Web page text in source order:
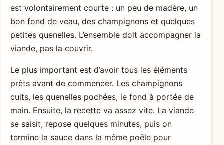
est volontairement courte : un peu de madère, un
bon fond de veau, des champignons et quelques
petites quenelles. L’ensemble doit accompagner la
viande, pas la couvrir.
Le plus important est d’avoir tous les éléments
prêts avant de commencer. Les champignons
cuits, les quenelles pochées, le fond à portée de
main. Ensuite, la recette va assez vite. La viande
se saisit, repose quelques minutes, puis on
termine la sauce dans la même poêle pour